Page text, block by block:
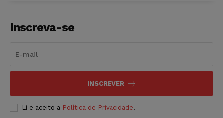
Inscreva-se
INSCREVER
Li e aceito a Política de Privacidade.